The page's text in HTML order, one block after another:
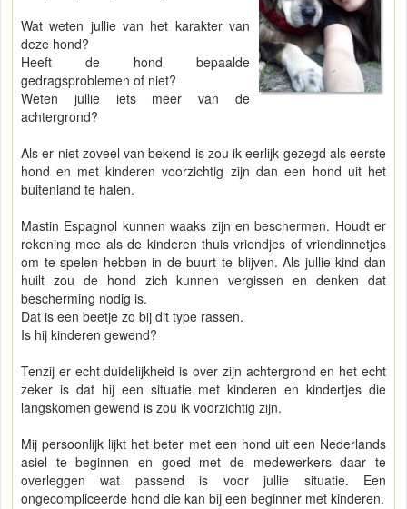
Wat weten jullie van het karakter van
deze hond?
Heeft de hond bepaalde
gedragsproblemen of niet?
Weten jullie iets meer van de
achtergrond?
Als er niet zoveel van bekend is zou ik eerlijk gezegd als eerste
hond en met kinderen voorzichtig zijn dan een hond uit het
buitenland te halen.
Mastin Espagnol kunnen waaks zijn en beschermen. Houdt er
rekening mee als de kinderen thuis vriendjes of vriendinnetjes
om te spelen hebben in de buurt te blijven. Als jullie kind dan
huilt zou de hond zich kunnen vergissen en denken dat
bescherming nodig is.
Dat is een beetje zo bij dit type rassen.
Is hij kinderen gewend?
Tenzij er echt duidelijkheid is over zijn achtergrond en het echt
zeker is dat hij een situatie met kinderen en kindertjes die
langskomen gewend is zou ik voorzichtig zijn.
Mij persoonlijk lijkt het beter met een hond uit een Nederlands
asiel te beginnen en goed met de medewerkers daar te
overleggen wat passend is voor jullie situatie. Een
ongecompliceerde hond die kan bij een beginner met kinderen.